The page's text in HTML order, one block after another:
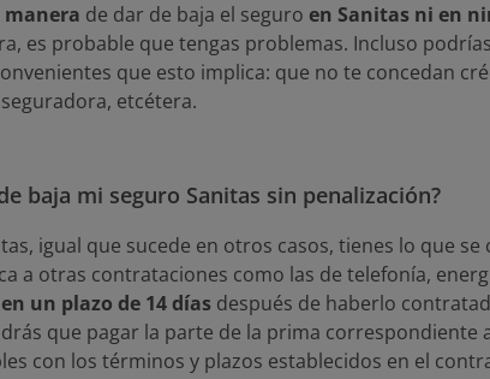
manera de dar de baja el seguro en Sanitas ni en
es probable que tengas problemas. Incluso
que esto implica: que no te concedan
etcétera.
baja mi seguro Sanitas sin penalización?
igual que sucede en otros casos, tienes lo que
a otras contrataciones como las de telefonía,
un plazo de 14 días después de haberlo
que pagar la parte de la prima correspondiente
con los términos y plazos establecidos en el